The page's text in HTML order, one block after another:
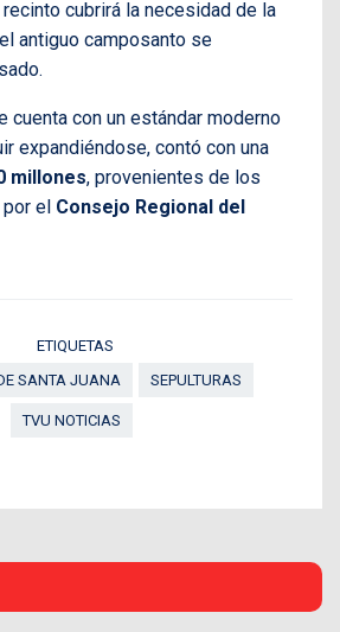
recinto cubrirá la necesidad de la
antiguo camposanto se
cuenta con un estándar moderno
expandiéndose, contó con una
millones, provenientes de los
el Consejo Regional del
ETIQUETAS
SANTA JUANA
SEPULTURAS
TVU NOTICIAS